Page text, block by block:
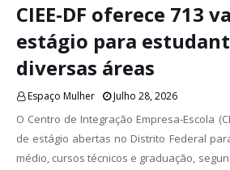
CIEE-DF oferece 713
estágio para
diversas áreas
Espaço Mulher Julho 28, 2026
O Centro de Integração Empresa-Escola
de estágio abertas no Distrito Federal
médio, cursos técnicos e graduação,